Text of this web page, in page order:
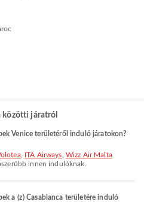
közötti járatról
Venice területéről induló járatokon?
, ITA Airways Wizz Air Malta
innen indulóknak.
a (z) Casablanca területére induló